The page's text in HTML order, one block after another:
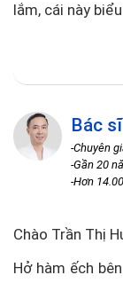
lắm, cái này
Bác
-Chuyên
-Gần 20
-Hơn
Chào Trần Thị
Hở hàm ếch